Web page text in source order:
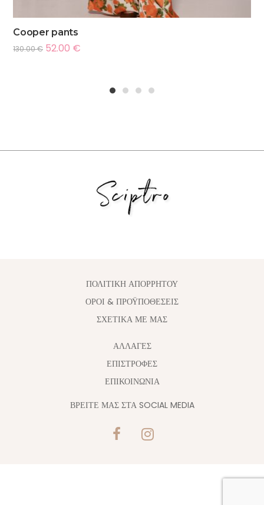
Cooper pants
130.00€ 52.00 €
ΠΟΛΙΤΙΚΗ ΑΠΟΡΡΗΤΟΥ
ΟΡΟΙ & ΠΡΟΫΠΟΘΕΣΕΙΣ
ΣΧΕΤΙΚΑ ΜΕ ΜΑΣ
ΑΛΛΑΓΈΣ
ΕΠΙΣΤΡΟΦΕΣ
ΕΠΙΚΟΙΝΩΝΙΑ
ΒΡΕΙΤΕ ΜΑΣ ΣΤΑ SOCIAL MEDIA